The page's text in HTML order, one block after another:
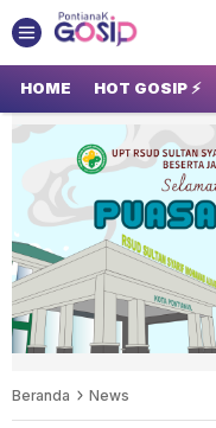
GOSIP PONTIANAK
Tempatnya Gosip
HOME HOT GOSIP ⚡
Beranda News